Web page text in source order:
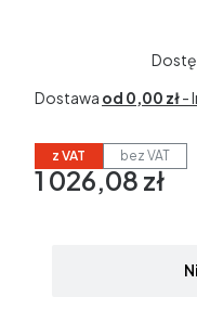
Dostawa od 0,00 zł-
z VAT bez VAT
Cena
1 026,08 zł
w tym 23% VAT
23%